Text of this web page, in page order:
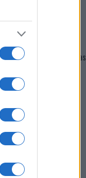
Giovannimaria Cabras